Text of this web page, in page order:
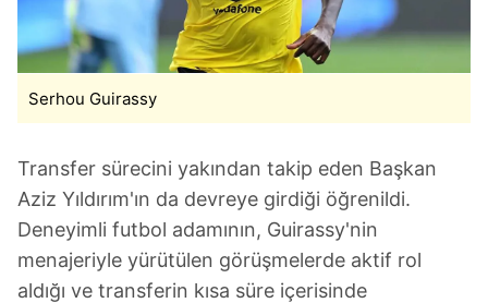
Serhou Guirassy
Transfer sürecini yakından takip eden Başkan
Aziz Yıldırım'ın da devreye girdiği öğrenildi.
Deneyimli futbol adamının, Guirassy'nin
menajeriyle yürütülen görüşmelerde aktif rol
aldığı ve transferin kısa süre içerisinde